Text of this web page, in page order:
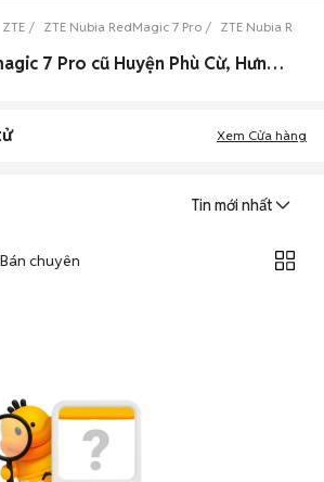
ZTE ZTE Nubia RedMagic 7 Pro ZTE Nubia
0 Zte Nubia Redmagic 7 Pro cũ Huyện Phù Cừ, Hưng Yên đẹp
Xem Cửa hàng
Tin mới nhất
Bán chuyên